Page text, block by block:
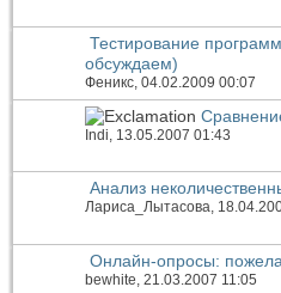
Тестирование
обсуждаем)
Феникс, 04.02.2009 00:07
Indi, 13.05.2007 01:43
Анализ
Лариса_Лытасова,
Онлайн-опросы:
bewhite, 21.03.2007 11:05